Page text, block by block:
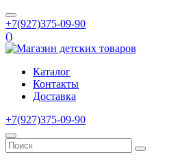
+7(927)375-09-90
()
Каталог
Контакты
Доставка
+7(927)375-09-90